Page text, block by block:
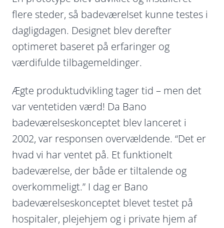
flere steder, så badeværelset kunne testes i
dagligdagen. Designet blev derefter
optimeret baseret på erfaringer og
værdifulde tilbagemeldinger.
Ægte produktudvikling tager tid – men det
var ventetiden værd! Da Bano
badeværelseskonceptet blev lanceret i
2002, var responsen overvældende. “Det er
hvad vi har ventet på. Et funktionelt
badeværelse, der både er tiltalende og
overkommeligt.” I dag er Bano
badeværelseskonceptet blevet testet på
hospitaler, plejehjem og i private hjem af